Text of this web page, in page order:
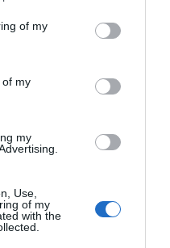
of my
of my
my
Use,
of my
with the